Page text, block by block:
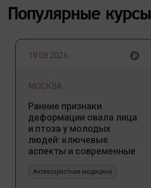
Популярные курсы
19.08.2026
МОСКВА
Ранние признаки
деформации овала лица
и птоза у молодых
людей: ключевые
аспекты и современные
Антивозрастная медицина